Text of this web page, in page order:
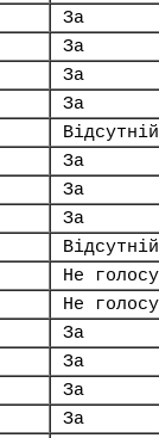
За
За
За
За
Відсутній
За
За
За
Відсутній
Не
Не
За
За
За
За